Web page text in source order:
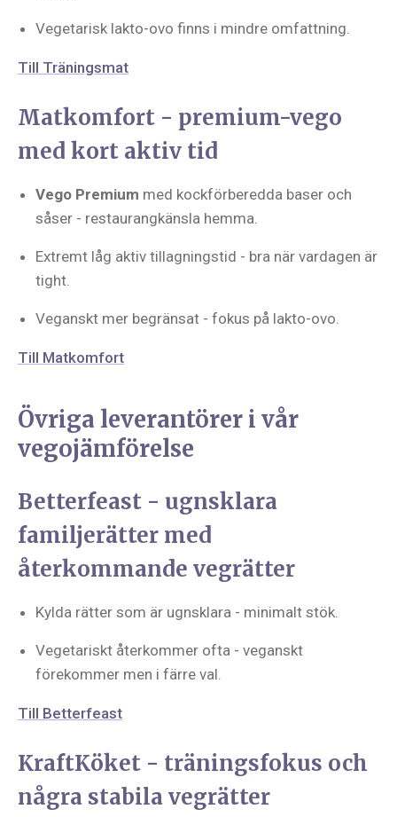
Vegetarisk lakto-ovo finns i mindre omfattning.
Till Träningsmat
Matkomfort - premium-vego
med kort aktiv tid
Vego Premium med kockförberedda baser och
såser - restaurangkänsla hemma.
Extremt låg aktiv tillagningstid - bra när vardagen är
tight.
Veganskt mer begränsat - fokus på lakto-ovo.
Till Matkomfort
Övriga leverantörer i vår
vegojämförelse
Betterfeast - ugnsklara
familjerätter med
återkommande vegrätter
Kylda rätter som är ugnsklara - minimalt stök.
Vegetariskt återkommer ofta - veganskt
förekommer men i färre val.
Till Betterfeast
KraftKöket - träningsfokus och
några stabila vegrätter